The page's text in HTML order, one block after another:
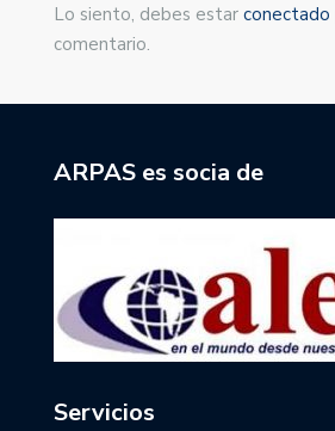
Lo siento, debes estar conectado
comentario.
ARPAS es socia de
Servicios